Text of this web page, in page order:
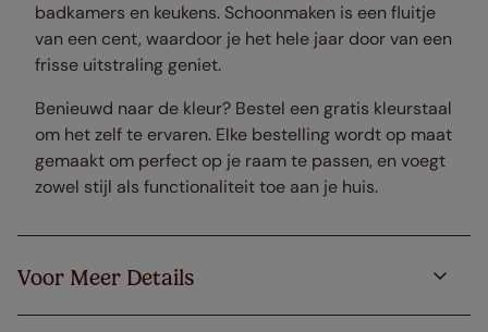
badkamers en keukens. Schoonmaken is een fluitje
van een cent, waardoor je het hele jaar door van een
frisse uitstraling geniet.
Benieuwd naar de kleur? Bestel een gratis kleurstaal
om het zelf te ervaren. Elke bestelling wordt op maat
gemaakt om perfect op je raam te passen, en voegt
zowel stijl als functionaliteit toe aan je huis.
Voor Meer Details